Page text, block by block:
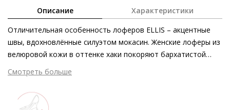
Затем по 6 747 ₽ раз в 2 недели
Описание Характеристики
Отличительная особенность лоферов ELLIS – акцентные
швы, вдохновлённые силуэтом мокасин. Женские лоферы из
велюровой кожи в оттенке хаки покоряют бархатистой
текстурой и качеством используемых материалов. Лоферы
на каблуке, изготовленные этичными методами на
экологически безопасном производстве, оснащены
невероятно мягкой кожаной подкладкой и чрезвычайно
Смотреть больше